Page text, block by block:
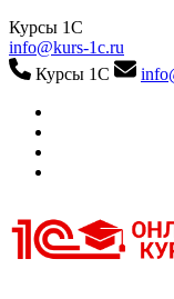
Курсы 1С
info@kurs-1c.ru
Курсы 1С